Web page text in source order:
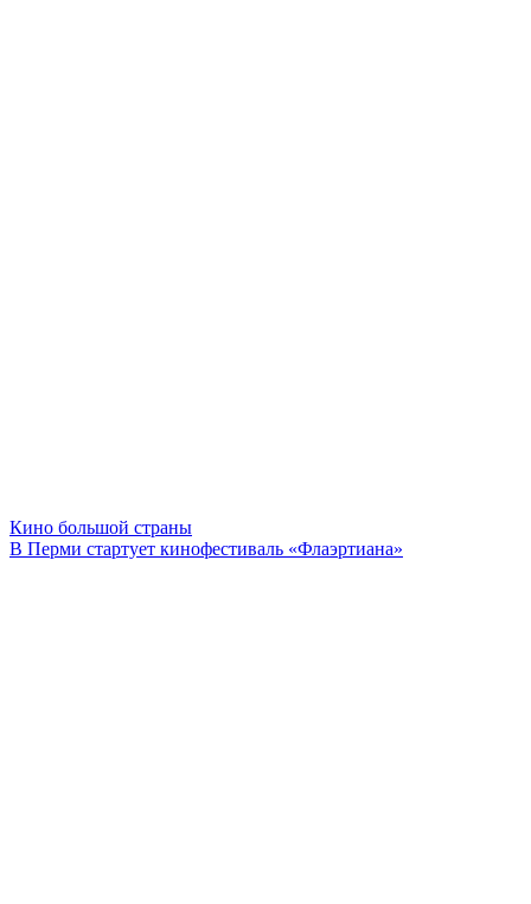
Кино большой страны
В Перми стартует кинофестиваль «Флаэртиана»